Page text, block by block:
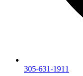
305-631-1911